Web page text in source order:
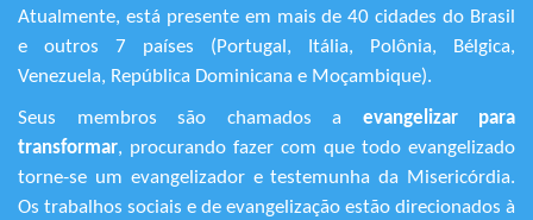
Atualmente, está presente em mais de 40 cidades do Brasil
e outros 7 países (Portugal, Itália, Polônia, Bélgica,
Venezuela, República Dominicana e Moçambique).
Seus membros são chamados a evangelizar para
transformar, procurando fazer com que todo evangelizado
torne-se um evangelizador e testemunha da Misericórdia.
Os trabalhos sociais e de evangelização estão direcionados à